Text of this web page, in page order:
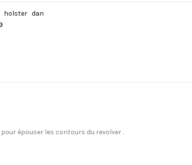
holster dan
pour épouser les contours du revolver .